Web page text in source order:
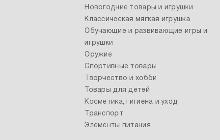
Новогодние товары и игрушки
Классическая мягкая игрушка
Обучающие и развивающие игры и
игрушки
Оружие
Спортивные товары
Творчество и хобби
Товары для детей
Косметика, гигиена и уход
Транспорт
Элементы питания